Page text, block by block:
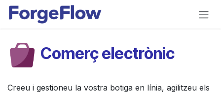
Skip to Content
Comerç electrònic
Creeu i gestioneu la vostra botiga en línia, agilitzeu els